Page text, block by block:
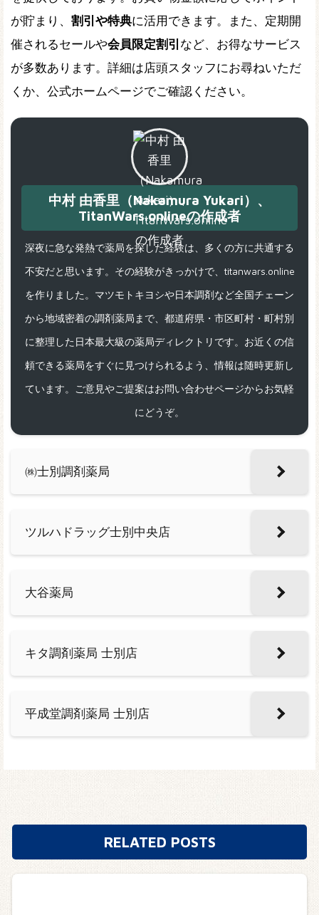
が貯まり、 割引や特典に活用できます。また、定期開
催されるセールや会員限定割引 など、お得なサービス
が多数あります。詳細は店頭スタッフにお尋ねいただ
くか、公式ホームページでご確認ください。
中村 由香里（Nakamura Yukari）、
TitanWars.onlineの作成者
深夜に急な発熱で薬局を探した経験は、多くの方に共通する
不安だと思います。その経験がきっかけで、titanwars.online
を作りました。マツモトキヨシや日本調剤など全国チェーン
から地域密着の調剤薬局まで、都道府県・市区町村・町村別
に整理した日本最大級の薬局ディレクトリです。お近くの信
頼できる薬局をすぐに見つけられるよう、情報は随時更新し
ています。ご意見やご提案はお問い合わせページからお気軽
にどうぞ。
㈱士別調剤薬局
ツルハドラッグ士別中央店
大谷薬局
キタ調剤薬局 士別店
平成堂調剤薬局 士別店
RELATED POSTS